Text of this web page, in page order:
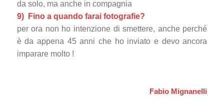
da solo, ma anche in compagnia
9) Fino a quando farai fotografie?
per ora non ho intenzione di smettere, anche perché
è da appena 45 anni che ho inviato e devo ancora
imparare molto !
Fabio Mignanelli